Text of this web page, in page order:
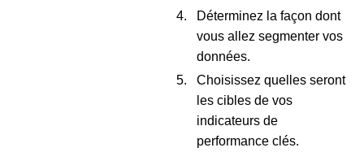
Déterminez la façon dont
vous allez segmenter vos
données.
Choisissez quelles seront
les cibles de vos
indicateurs de
performance clés.